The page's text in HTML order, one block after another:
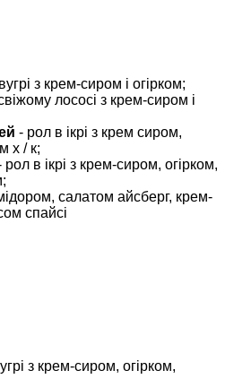
з крем-сиром і огірком;
лососі з крем-сиром і
- рол в ікрі з крем сиром,
х / к;
рол в ікрі з крем-сиром, огірком,
салатом айсберг, крем-
спайсі
з крем-сиром, огірком,